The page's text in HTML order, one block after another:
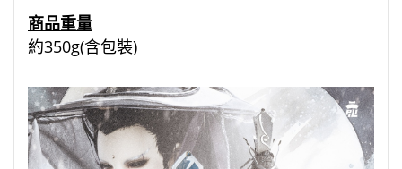
商品重量
約350g(含包裝)